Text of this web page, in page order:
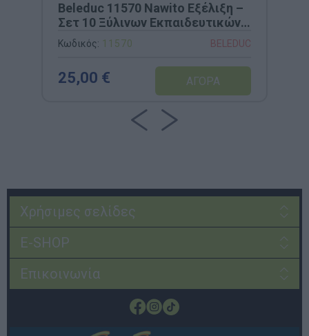
Beleduc 11570 Nawito Εξέλιξη –
Σετ 10 Ξύλινων Εκπαιδευτικών
Παζλ (3 Κομμάτια Καθένα) για
Κατανόηση Εξέλιξης Φυτών &
Κωδικός: 11570 BELEDUC
25,00 €
Χρήσιμες σελίδες
E-SHOP
Επικοινωνία